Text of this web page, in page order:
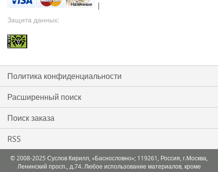
|
Защита данных:
Политика конфиденциальности
Расширенный поиск
Поиск заказа
RSS
© 2008-2025 Суслов Кирилл, «Баснословно»; 119261, Россия, г.Москва,
Ленинский просп., д.74. Любое использование материалов, кроме